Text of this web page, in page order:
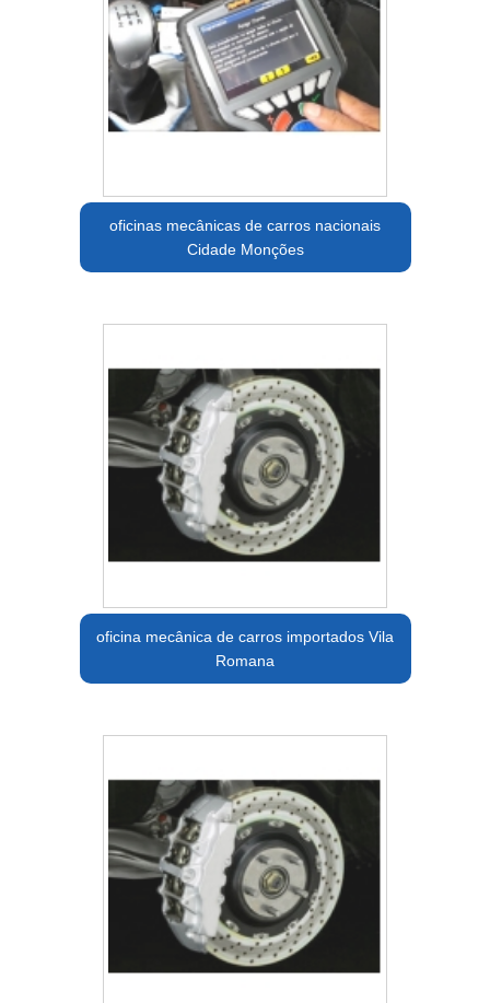
oficinas mecânicas de carros nacionais
Cidade Monções
oficina mecânica de carros importados Vila
Romana